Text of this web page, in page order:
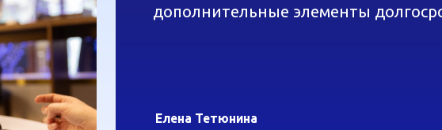
тенденции. С одной стороны, на рынке
предпенсионного возраста. В 2025 году
важна не только стабильность, но и
нужно привлекать на работу
между карьерой и личной жизнью, гибкие
общение внутри команды. Молодежь часто